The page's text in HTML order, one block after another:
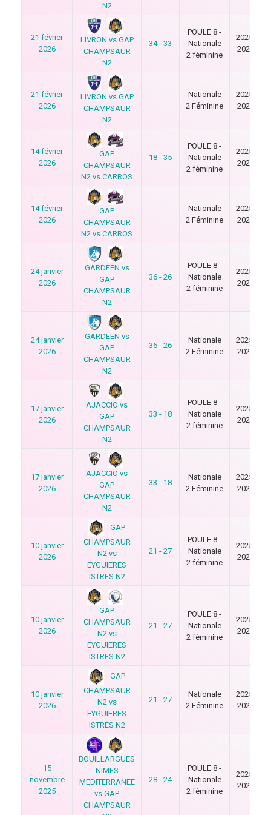
N2
21 février
2026
LIVRON vs GAP
CHAMPSAUR
N2
34 - 33
POULE 8 -
Nationale
2 féminine
2025-
2026
21 février
2026
LIVRON vs GAP
CHAMPSAUR
N2
-
Nationale
2 Féminine
2025-
2026
14 février
2026
GAP
CHAMPSAUR
N2 vs CARROS
18 - 35
POULE 8 -
Nationale
2 féminine
2025-
2026
14 février
2026
GAP
CHAMPSAUR
N2 vs CARROS
-
Nationale
2 Féminine
2025-
2026
24 janvier
2026
GARDEEN vs
GAP
CHAMPSAUR
N2
36 - 26
POULE 8 -
Nationale
2 féminine
2025-
2026
24 janvier
2026
GARDEEN vs
GAP
CHAMPSAUR
N2
36 - 26
Nationale
2 Féminine
2025-
2026
17 janvier
2026
AJACCIO vs
GAP
CHAMPSAUR
N2
33 - 18
POULE 8 -
Nationale
2 féminine
2025-
2026
17 janvier
2026
AJACCIO vs
GAP
CHAMPSAUR
N2
33 - 18
Nationale
2 Féminine
2025-
2026
10 janvier
2026
GAP
CHAMPSAUR
N2 vs
EYGUIERES
ISTRES N2
21 - 27
POULE 8 -
Nationale
2 féminine
2025-
2026
10 janvier
2026
GAP
CHAMPSAUR
N2 vs
EYGUIERES
ISTRES N2
21 - 27
POULE 8 -
Nationale
2 féminine
2025-
2026
10 janvier
2026
GAP
CHAMPSAUR
N2 vs
EYGUIERES
ISTRES N2
21 - 27
Nationale
2 Féminine
2025-
2026
15
novembre
2025
BOUILLARGUES
NIMES
MEDITERRANEE
vs GAP
CHAMPSAUR
28 - 24
POULE 8 -
Nationale
2 féminine
2025-
2026